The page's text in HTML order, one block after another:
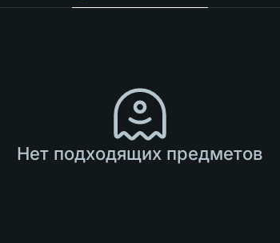
Нет подходящих предметов